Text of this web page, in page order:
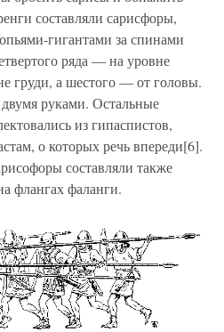
составляли сарисфоры,
гигантами за спинами
ряда — на уровне
груди, а шестого — от головы.
руками. Остальные
из гипаспистов,
о которых речь впереди[6].
составляли также
флангах фаланги.